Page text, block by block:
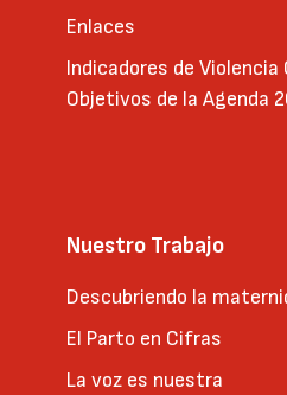
Enlaces
Indicadores de
Objetivos de la Agenda
Nuestro Trabajo
Descubriendo la
El Parto en Cifras
La voz es nuestra